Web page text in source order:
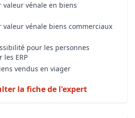
vénale en biens
valeur vénale biens commerciaux
pour les personnes
les ERP
vendus en viager
la fiche de l'expert